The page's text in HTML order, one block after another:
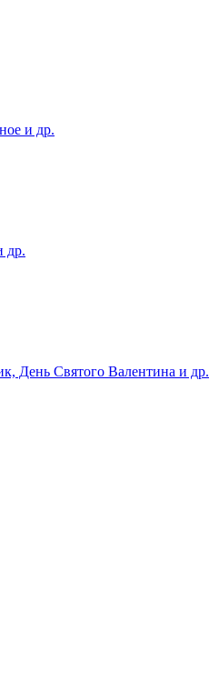
и др.
др.
День Святого Валентина и др.